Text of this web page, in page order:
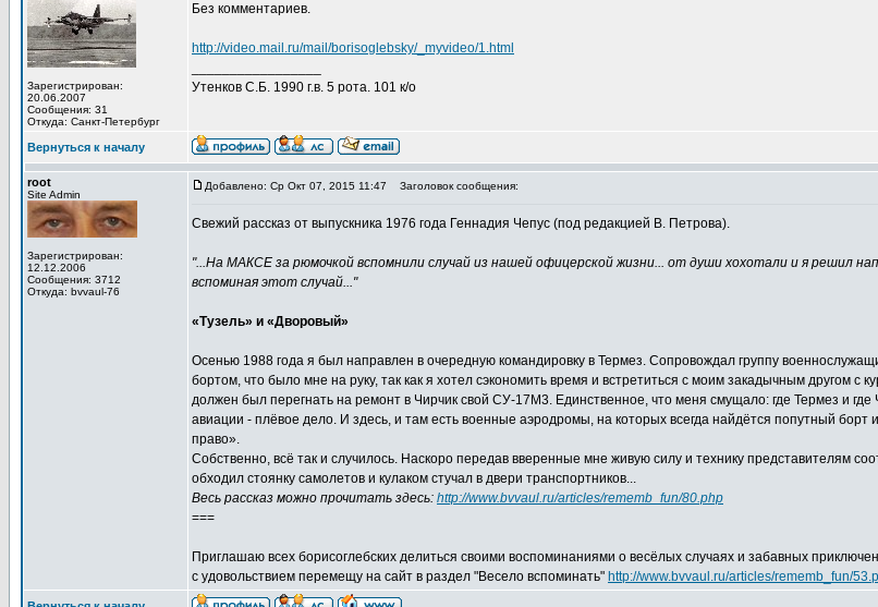
Зарегистрирован:
20.06.2007
Сообщения: 31
Откуда: Санкт-Петербург
Без комментариев.
http://video.mail.ru/mail/borisoglebsky/_myvideo/1.html
Утенков С.Б. 1990 г.в. 5 рота. 101 к/о
Вернуться к началу
root
Site Admin
Зарегистрирован:
12.12.2006
Сообщения: 3712
Откуда: bvvaul-76
Добавлено: Ср Окт 07, 2015 11:47 Заголовок сообщения:
Свежий рассказ от выпускника 1976 года Геннадия Чепус (под редакцией В. Петрова).
"...На МАКСЕ за рюмочкой вспомнили случай из нашей офицерской жизни... от души хохотали и я решил
вспоминая этот случай..."
«Тузель» и «Дворовый»
Осенью 1988 года я был направлен в очередную командировку в Термез. Сопровождал группу
бортом, что было мне на руку, так как я хотел сэкономить время и встретиться с моим закадычным другом
должен был перегнать на ремонт в Чирчик свой СУ-17М3. Единственное, что меня смущало: где Термез и
авиации - плёвое дело. И здесь, и там есть военные аэродромы, на которых всегда найдётся попутный
право».
Собственно, всё так и случилось. Наскоро передав вверенные мне живую силу и технику представителям
обходил стоянку самолетов и кулаком стучал в двери транспортников...
Весь рассказ можно прочитать здесь: http://www.bvvaul.ru/articles/rememb_fun/80.php
===
Приглашаю всех борисоглебских делиться своими воспоминаниями о весёлых случаях и забавных
с удовольствием перемещу на сайт в раздел "Весело вспоминать" http://www.bvvaul.ru/articles/rememb_fun/